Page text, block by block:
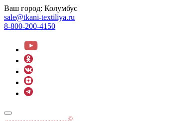
Ваш город: Колумбус
sale@tkani-textiliya.ru
8-800-200-4150